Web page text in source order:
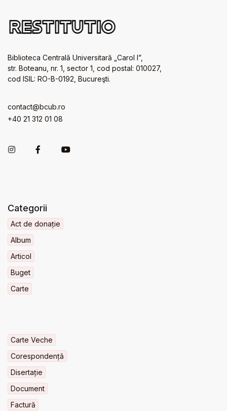
Biblioteca Centrală Universitară „Carol I”,
str. Boteanu, nr. 1, sector 1, cod postal: 010027,
cod ISIL: RO-B-0192, Bucureşti.
contact@bcub.ro
+40 21 312 01 08
Categorii
Act de donație
Album
Articol
Buget
Carte
Carte Veche
Corespondență
Disertație
Document
Factură